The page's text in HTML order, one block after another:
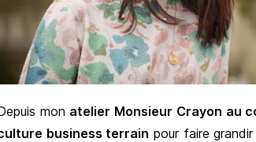
mon atelier Monsieur Crayon au
business terrain pour faire